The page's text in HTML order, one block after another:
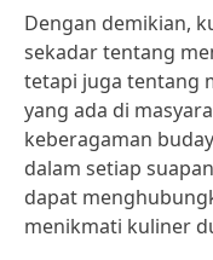
Dengan demikian,
sekadar tentang
tetapi juga tentang
yang ada di
keberagaman
dalam setiap
dapat
menikmati kuliner